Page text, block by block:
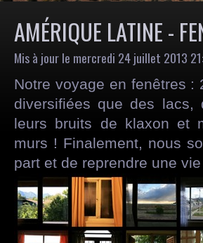
AMÉRIQUE LATINE -
Mis à jour le mercredi 24 juillet 2013
Notre voyage en fenêtres
diversifiées que des lacs,
leurs bruits de klaxon et
murs ! Finalement, nous
part et de reprendre une